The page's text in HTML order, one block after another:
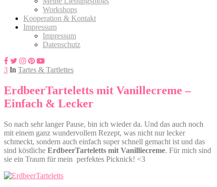
Workshops
Kooperation & Kontakt
Impressum
Impressum
Datenschutz
3 In Tartes & Tartlettes
ErdbeerTarteletts mit Vanillecreme –
Einfach & Lecker
So nach sehr langer Pause, bin ich wieder da. Und das auch noch
mit einem ganz wundervollem Rezept, was nicht nur lecker
schmeckt, sondern auch einfach super schnell gemacht ist und das
sind köstliche ErdbeerTarteletts mit Vanilliecreme. Für mich sind
sie ein Traum für mein perfektes Picknick! <3